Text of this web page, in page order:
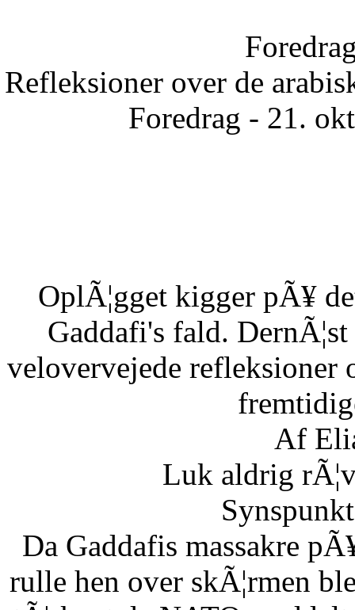
Refleksioner over de
Foredrag - 21.
OplÃ¦gget kigger pÃ¥
Gaddafi's fald.
velovervejede refleksioner
Af
Luk aldrig
Da Gaddafis massakre
rulle hen over skÃ¦rmen